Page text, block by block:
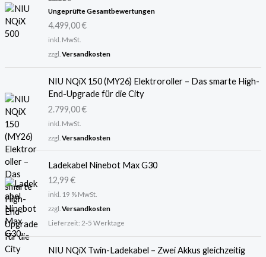
Bewertet
von 5
Ungeprüfte Gesamtbewertungen
4.499,00€
inkl. MwSt.
zzgl. Versandkosten
NIU NQiX 150 (MY26) Elektroroller – Das smarte High-
End-Upgrade für die City
2.799,00€
inkl. MwSt.
zzgl. Versandkosten
Ladekabel Ninebot Max G30
12,99€
inkl. 19 % MwSt.
zzgl. Versandkosten
Lieferzeit: 2-5 Werktage
NIU NQiX Twin-Ladekabel – Zwei Akkus gleichzeitig